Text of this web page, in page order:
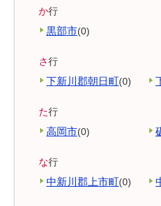
か行
黒部市(0)
さ行
下新川郡朝日町(0)
た行
高岡市(0)
な行
中新川郡上市町(0)